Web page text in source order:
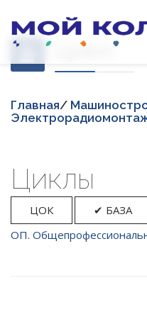
Цикл
Главная/
Циклы
ЦОК
✔ БАЗА
ОП.